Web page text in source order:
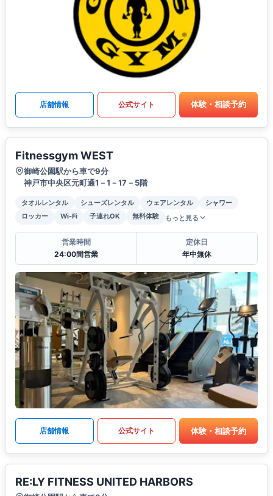
店舗情報 公式サイト 体験・相談予約
Fitnessgym WEST
御崎公園駅から車で9分
神戸市中央区元町通1－1－17－5階
タオルレンタル シューズレンタル ウェアレンタル
シャワー
ロッカー
Wi-Fi 子連れOK 無料体験 もっと見る
営業時間
24:00間営業
定休日
年中無休
店舗情報 公式サイト 体験・相談予約
RE:LY FITNESS UNITED HARBORS